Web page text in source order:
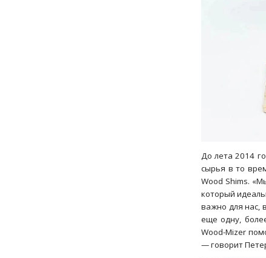
До лета 2014
сырья в то
Wood Shims.
который
важно для нас,
еще одну,
Wood-Mizer
— говорит